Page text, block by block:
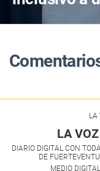
LA
LA
DIARIO DIGITAL CON
DE
MEDIO